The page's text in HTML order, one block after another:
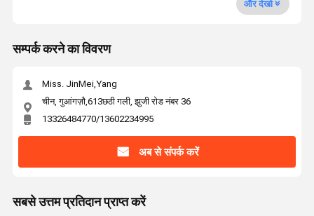
और देखो
सम्पर्क करने का विवरण
Miss. JinMei,Yang
चीन, गुआंगज़ौ,613छठी गली, झुजी रोड नंबर 36
13326484770/13602234995
अब से संपर्क करें
सबसे उत्तम प्रतिदान प्राप्त करें